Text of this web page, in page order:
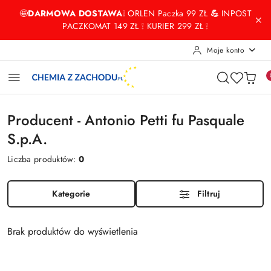
Przejdź do treści głównej
Przejdź do wyszukiwarki
Przejdź do moje konto
Przejdź do menu głównego
Przejdź do stopki
🤩DARMOWA DOSTAWA❕ ORLEN Paczka 99 ZŁ💪 INPOST
PACZKOMAT 149 ZŁ ❕ KURIER 299 ZŁ ❕
Moje konto
Producent - Antonio Petti fu Pasquale
S.p.A.
Liczba produktów:0
Kategorie Filtruj
Brak produktów do wyświetlenia